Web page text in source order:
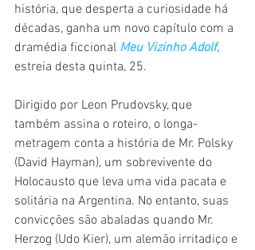
história, que desperta a curiosidade há
décadas, ganha um novo capítulo com a
dramédia ficcional Meu Vizinho Adolf,
estreia desta quinta, 25.
Dirigido por Leon Prudovsky, que
também assina o roteiro, o longa-
metragem conta a história de Mr. Polsky
(David Hayman), um sobrevivente do
Holocausto que leva uma vida pacata e
solitária na Argentina. No entanto, suas
convicções são abaladas quando Mr.
Herzog (Udo Kier), um alemão irritadiço e